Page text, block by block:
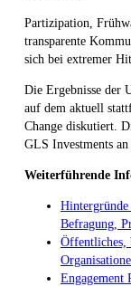
Partizipation,
transparente
sich bei extremer
Die Ergebnisse der
auf dem aktuell
Change diskutiert.
GLS Investments
Weiterführende
Hintergründe
Befragung,
Öffentliches,
Engagement